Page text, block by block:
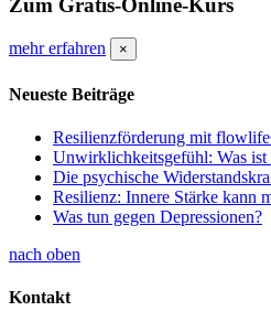
mehr erfahren ×
Neueste Beiträge
Resilienzförderung mit
Unwirklichkeitsgefühl: Was ist
Die psychische
Resilienz: Innere Stärke kann
Was tun gegen Depressionen?
nach oben
Kontakt